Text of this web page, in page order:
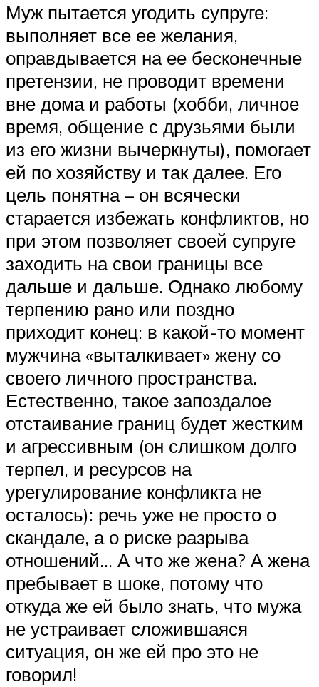
Муж пытается угодить супруге:
выполняет все ее желания,
оправдывается на ее бесконечные
претензии, не проводит времени
вне дома и работы (хобби, личное
время, общение с друзьями были
из его жизни вычеркнуты), помогает
ей по хозяйству и так далее. Его
цель понятна – он всячески
старается избежать конфликтов, но
при этом позволяет своей супруге
заходить на свои границы все
дальше и дальше. Однако любому
терпению рано или поздно
приходит конец: в какой-то момент
мужчина «выталкивает» жену со
своего личного пространства.
Естественно, такое запоздалое
отстаивание границ будет жестким
и агрессивным (он слишком долго
терпел, и ресурсов на
урегулирование конфликта не
осталось): речь уже не просто о
скандале, а о риске разрыва
отношений… А что же жена? А жена
пребывает в шоке, потому что
откуда же ей было знать, что мужа
не устраивает сложившаяся
ситуация, он же ей про это не
говорил!